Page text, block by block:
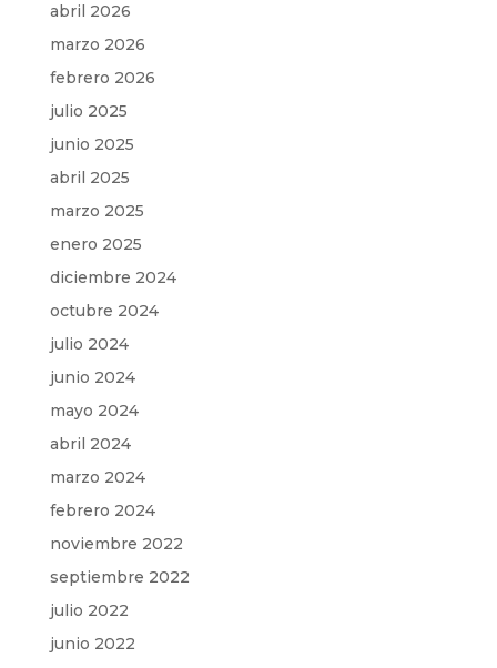
abril 2026
marzo 2026
febrero 2026
julio 2025
junio 2025
abril 2025
marzo 2025
enero 2025
diciembre 2024
octubre 2024
julio 2024
junio 2024
mayo 2024
abril 2024
marzo 2024
febrero 2024
noviembre 2022
septiembre 2022
julio 2022
junio 2022